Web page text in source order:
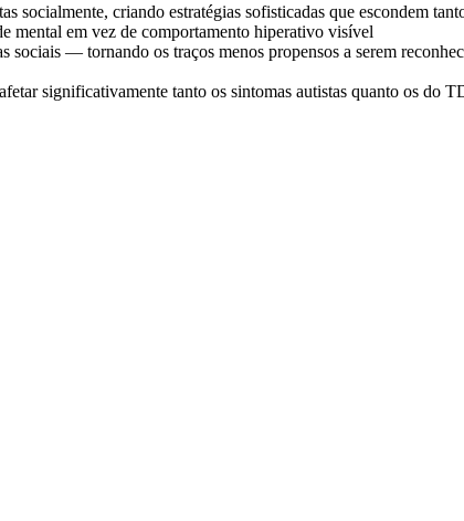
socialmente, criando estratégias sofisticadas que escondem
mental em vez de comportamento hiperativo visível
— tornando os traços menos propensos a serem
significativamente tanto os sintomas autistas quanto os do